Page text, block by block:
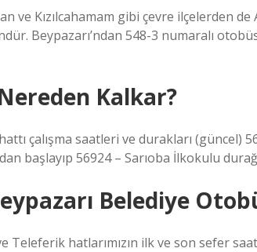
ve Kızılcahamam gibi çevre ilçelerden
Beypazarı’ndan 548-3 numaralı
Kalkar?
çalışma saatleri ve durakları (güncel)
başlayıp 56924 – Sarıoba İlkokulu
Belediye
Teleferik hatlarımızın ilk ve son sefer